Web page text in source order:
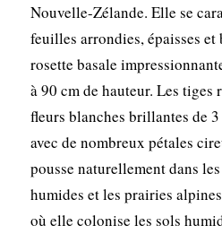
Nouvelle-Zélande. Elle se
feuilles arrondies, épaisses
rosette basale
à 90 cm de hauteur. Les tiges
fleurs blanches brillantes de
avec de nombreux pétales
pousse naturellement dans
humides et les prairies
où elle colonise les sols